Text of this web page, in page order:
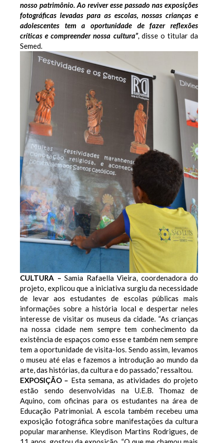
nosso patrimônio. Ao reviver esse passado nas exposições
fotográficas levadas para as escolas, nossas crianças e
adolescentes tem a oportunidade de fazer reflexões
críticas e compreender nossa cultura”, disse o titular da
Semed.
CULTURA – Samia Rafaella Vieira, coordenadora do
projeto, explicou que a iniciativa surgiu da necessidade
de levar aos estudantes de escolas públicas mais
informações sobre a história local e despertar neles
interesse de visitar os museus da cidade. “As crianças
na nossa cidade nem sempre tem conhecimento da
existência de espaços como esse e também nem sempre
tem a oportunidade de visita-los. Sendo assim, levamos
o museu até elas e fazemos a introdução ao mundo da
arte, das histórias, da cultura e do passado,” ressaltou.
EXPOSIÇÃO – Esta semana, as atividades do projeto
estão sendo desenvolvidas na U.E.B. Thomaz de
Aquino, com oficinas para os estudantes na área de
Educação Patrimonial. A escola também recebeu uma
exposição fotográfica sobre manifestações da cultura
popular maranhense. Kleydison Martins Rodrigues, de